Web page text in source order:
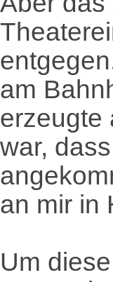
am
erzeugte
war,
an mir in
Um